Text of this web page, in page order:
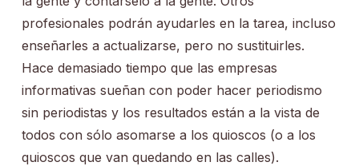
profesionales podrán ayudarles en la tarea, incluso
enseñarles a actualizarse, pero no sustituirles.
Hace demasiado tiempo que las empresas
informativas sueñan con poder hacer periodismo
sin periodistas y los resultados están a la vista de
todos con sólo asomarse a los quioscos (o a los
quioscos que van quedando en las calles).